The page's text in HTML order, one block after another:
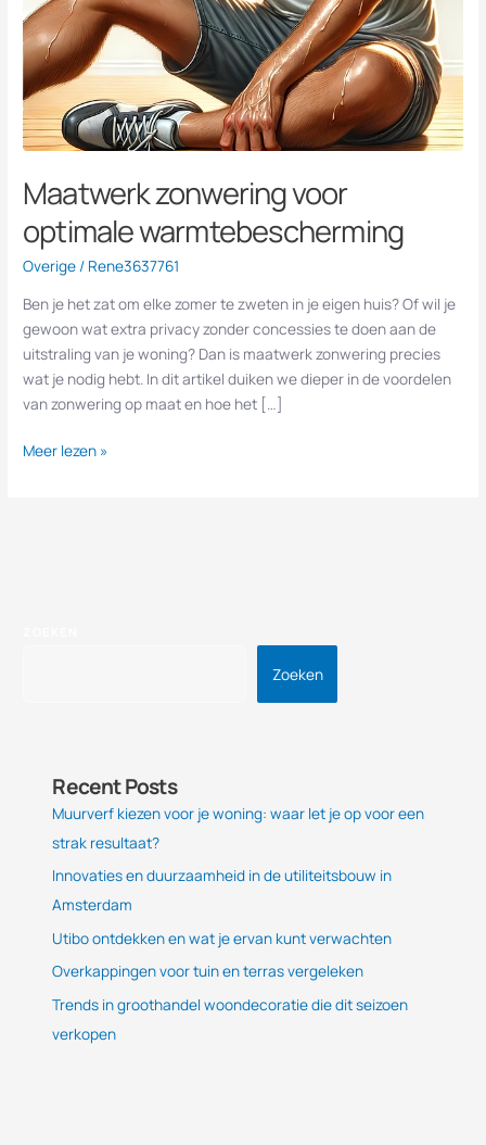
Maatwerk zonwering voor
optimale warmtebescherming
Overige / Rene3637761
Ben je het zat om elke zomer te zweten in je eigen huis? Of wil je
gewoon wat extra privacy zonder concessies te doen aan de
uitstraling van je woning? Dan is maatwerk zonwering precies
wat je nodig hebt. In dit artikel duiken we dieper in de voordelen
van zonwering op maat en hoe het […]
Meer lezen »
Zoeken
Recent Posts
Muurverf kiezen voor je woning: waar let je op voor een
strak resultaat?
Innovaties en duurzaamheid in de utiliteitsbouw in
Amsterdam
Utibo ontdekken en wat je ervan kunt verwachten
Overkappingen voor tuin en terras vergeleken
Trends in groothandel woondecoratie die dit seizoen
verkopen